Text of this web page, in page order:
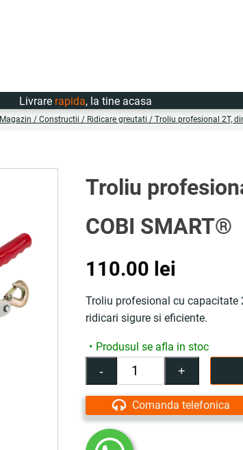
Livrarerapida, la tine acasa
Magazin / Constructii / Ridicare greutati / Troliu profesional 2T,
Troliu
COBI SMART®
110.00 lei
Troliu profesional cu capacitate
ridicari sigure si eficiente.
Produsul se afla in stoc
-
Cantitate
Troliu
profesional
2T,
dubli,
+
Comanda telefonica